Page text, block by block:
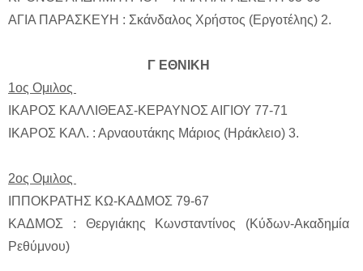
ΑΓΙΑ ΠΑΡΑΣΚΕΥΗ : Σκάνδαλος Χρήστος (Εργοτέλης) 2.
Γ ΕΘΝΙΚΗ
1ος Ομιλος
ΙΚΑΡΟΣ ΚΑΛΛΙΘΕΑΣ-ΚΕΡΑΥΝΟΣ ΑΙΓΙΟΥ 77-71
ΙΚΑΡΟΣ ΚΑΛ. : Αρναουτάκης Μάριος (Ηράκλειο) 3.
2ος Ομιλος
ΙΠΠΟΚΡΑΤΗΣ ΚΩ-ΚΑΔΜΟΣ 79-67
ΚΑΔΜΟΣ : Θεργιάκης Κωνσταντίνος (Κύδων-Ακαδημία
Ρεθύμνου)